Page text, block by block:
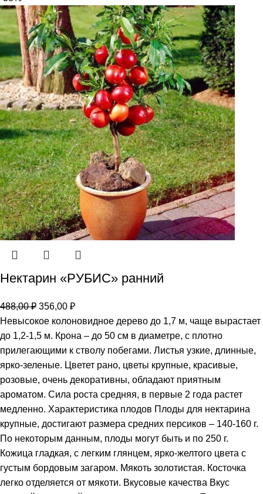
Нектарин «РУБИС» ранний
488,00₽ 356,00 ₽
Невысокое колоновидное дерево до 1,7 м, чаще вырастает
до 1,2-1,5 м. Крона – до 50 см в диаметре, с плотно
прилегающими к стволу побегами. Листья узкие, длинные,
ярко-зеленые. Цветет рано, цветы крупные, красивые,
розовые, очень декоративны, обладают приятным
ароматом. Сила роста средняя, в первые 2 года растет
медленно. Характеристика плодов Плоды для нектарина
крупные, достигают размера средних персиков – 140-160 г.
По некоторым данным, плоды могут быть и по 250 г.
Кожица гладкая, с легким глянцем, ярко-желтого цвета с
густым бордовым загаром. Мякоть золотистая. Косточка
легко отделяется от мякоти. Вкусовые качества Вкус